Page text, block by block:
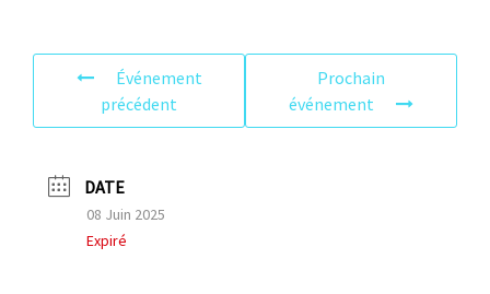
Événement
précédent
Prochain
événement
DATE
08 Juin 2025
Expiré